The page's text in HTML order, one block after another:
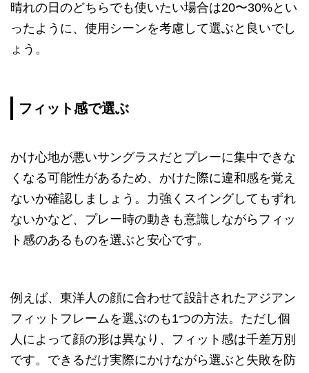
晴れの日のどちらでも使いたい場合は20〜30%とい
ったように、使用シーンを考慮して選ぶと良いでし
ょう。
フィット感で選ぶ
かけ心地が悪いサングラスだとプレーに集中できな
くなる可能性があるため、かけた際に違和感を覚え
ないか確認しましょう。力強くスイングしてもずれ
ないかなど、プレー時の動きも意識しながらフィッ
ト感のあるものを選ぶと安心です。
例えば、東洋人の顔に合わせて設計されたアジアン
フィットフレームを選ぶのも1つの方法。ただし個
人によって顔の形は異なり、フィット感は千差万別
です。できるだけ実際にかけながら選ぶと失敗を防